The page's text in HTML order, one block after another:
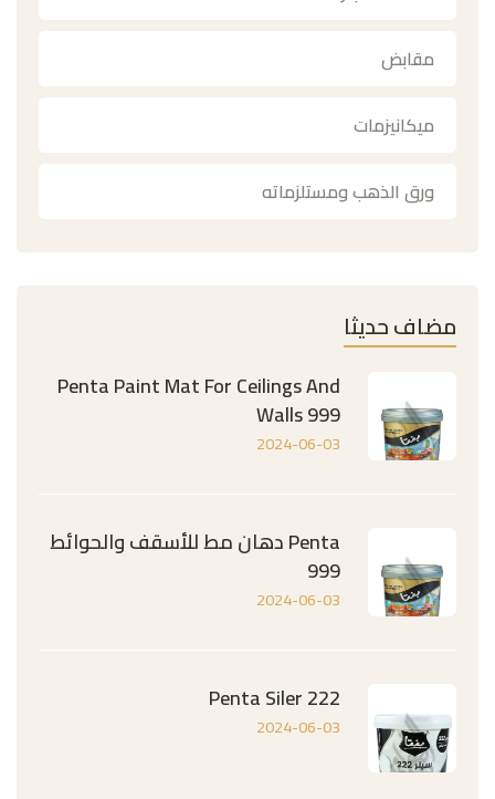
مقابض
ميكانيزمات
ورق الذهب ومستلزماته
مضاف حديثا
Penta Paint Mat For Ceilings And
Walls 999
2024-06-03
Penta دهان مط للأسقف والحوائط
999
2024-06-03
Penta Siler 222
2024-06-03